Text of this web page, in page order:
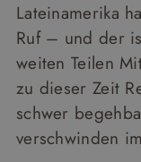
Lateinamerika
Ruf – und der
weiten Teilen
zu dieser Zeit
schwer
verschwinden